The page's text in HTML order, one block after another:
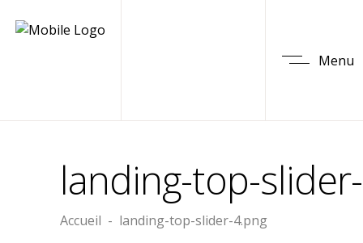
Menu
landing-top-
Accueil - landing-top-slider-4.png